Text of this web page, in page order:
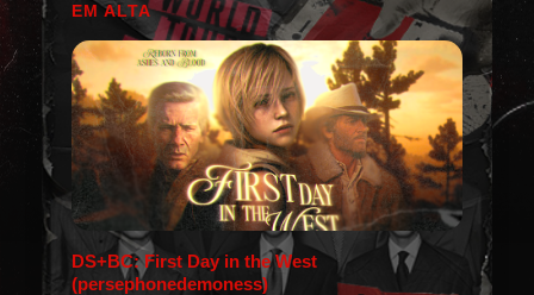
EM ALTA
DS+BC: First Day in the West
(persephonedemoness)